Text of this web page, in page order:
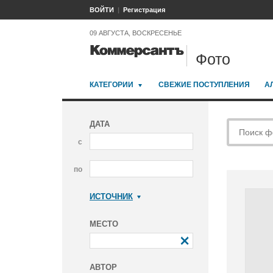
ВОЙТИ Регистрация
09 АВГУСТА, ВОСКРЕСЕНЬЕ
Фото
КАТЕГОРИИ СВЕЖИЕ ПОСТУПЛЕНИЯ
ДАТА
с
по
ИСТОЧНИК
МЕСТО
АВТОР